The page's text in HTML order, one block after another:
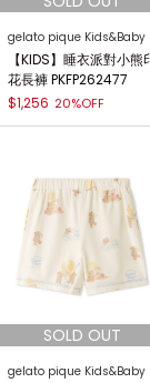
gelato pique Kids&Baby
【KIDS】睡衣派對小熊
花長褲 PKFP262477
$1,256 20%OFF
gelato pique Kids&Baby